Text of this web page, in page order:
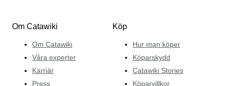
Om Catawiki
Om Catawiki
Våra experter
Karriär
Press
Köp
Hur man köper
Köparskydd
Catawiki Stories
Köparvillkor